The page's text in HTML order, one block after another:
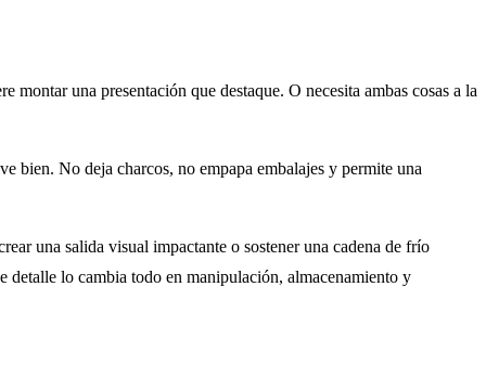
una presentación que destaque. O necesita ambas cosas a la
bien. No deja charcos, no empapa embalajes y permite una
una salida visual impactante o sostener una cadena de frío
detalle lo cambia todo en manipulación, almacenamiento y